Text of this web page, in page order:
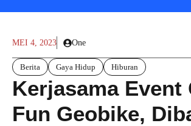
MEI 4, 2023 One
Berita Gaya Hidup Hiburan
Kerjasama Event
Fun Geobike,